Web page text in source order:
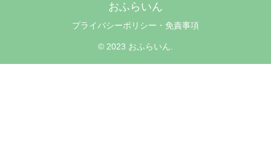
おふらいん
プライバシーポリシー・免責事項
© 2023 おふらいん.